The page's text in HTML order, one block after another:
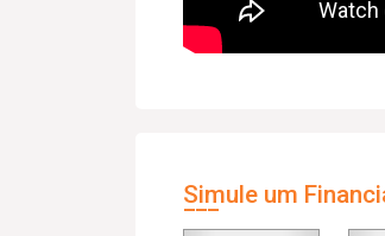
Simule um